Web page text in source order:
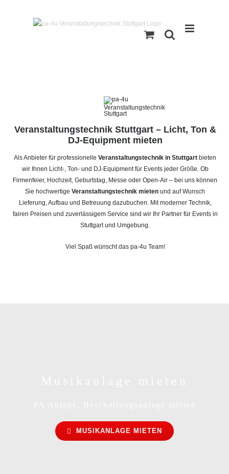
Veranstaltungstechnik Stuttgart – Licht, Ton &
DJ‑Equipment mieten
Als Anbieter für professionelle Veranstaltungstechnik in Stuttgart bieten
wir Ihnen Licht‑, Ton‑ und DJ‑Equipment für Events jeder Größe. Ob
Firmenfeier, Hochzeit, Geburtstag, Messe oder Open‑Air – bei uns können
Sie hochwertige Veranstaltungstechnik mieten und auf Wunsch
Lieferung, Aufbau und Betreuung dazubuchen. Mit moderner Technik,
fairen Preisen und zuverlässigem Service sind wir Ihr Partner für Events in
Stuttgart und Umgebung.
Viel Spaß wünscht das pa-4u Team!
MUSIKANLAGE MIETEN